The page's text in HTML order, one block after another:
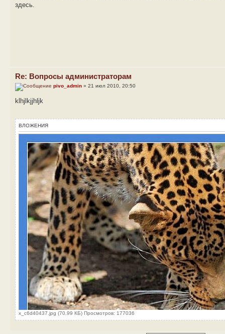
здесь.
Re: Вопросы администраторам
pivo_admin » 21 июл 2010, 20:50
klhjlkjjhljk
ВЛОЖЕНИЯ
x_c6d40437.jpg (70.99 КБ) Просмотров: 177036